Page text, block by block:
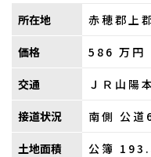
所在地 赤穂郡上
価格 586 万円
交通 ＪＲ山
接道状況 南側 公
土地面積 公簿